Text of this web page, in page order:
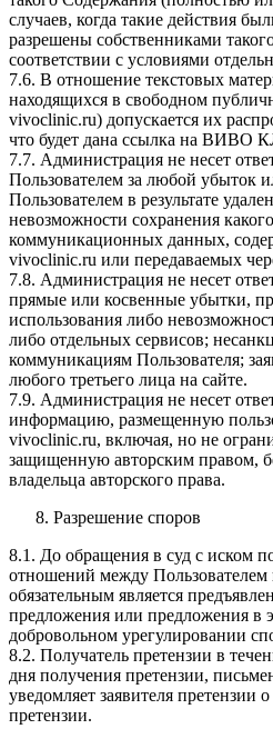
случаев, когда такие действия
разрешены собственниками
соответствии с условиями
7.6. В отношение текстовых
находящихся в свободном
vivoclinic.ru) допускается их
что будет дана ссылка на
7.7. Администрация не несет
Пользователем за любой убыток
Пользователем в результате
невозможности сохранения
коммуникационных данных,
vivoclinic.ru или передаваемых
7.8. Администрация не несет
прямые или косвенные убытки,
использования либо
либо отдельных сервисов;
коммуникациям Пользователя;
любого третьего лица на сайте.
7.9. Администрация не несет
информацию, размещенную
vivoclinic.ru, включая, но не
защищенную авторским правом,
владельца авторского права.
Разрешение споров
8.1. До обращения в суд с иском
отношений между
обязательным является
предложения или предложения в
добровольном урегулировании
8.2. Получатель претензии в
дня получения претензии,
уведомляет заявителя претензии
претензии.